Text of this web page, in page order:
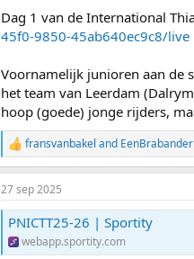
i
o
:
Dag 1 van de International
45f0-9850-45ab640ec9c8/live
Voornamelijk junioren aan de
het team van Leerdam
hoop (goede) jonge rijders,
R
e
a
c
t
i
o
n
fransvanbakel and EenBrabander
27 sep 2025
PNICTT25-26 | Sportity
webapp.sportity.com